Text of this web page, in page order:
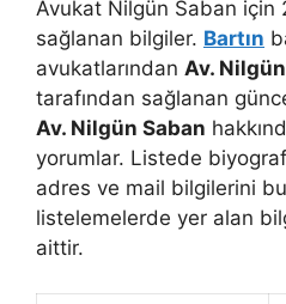
Avukat Nilgün Saban için
sağlanan bilgiler. Bartın
avukatlarından Av.
tarafından sağlanan
Av. Nilgün Saban
yorumlar. Listede
adres ve mail bilgilerini
listelemelerde yer alan
aittir.